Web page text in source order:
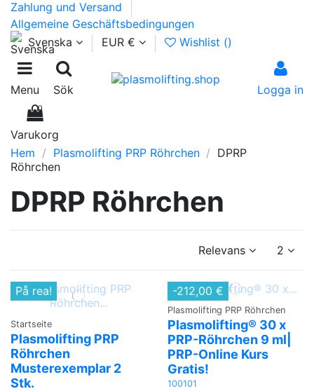
Zahlung und Versand
Allgemeine Geschäftsbedingungen
Svenska
EUR € Wishlist ()
Menu Sök Logga in
0
Varukorg
Hem
Plasmolifting PRP Röhrchen
DPRP
Röhrchen
DPRP Röhrchen
Relevans 2
På rea!
Startseite
Plasmolifting PRP
Röhrchen
Musterexemplar 2
Stk.
-212,00 €
Plasmolifting PRP Röhrchen
Plasmolifting® 30 x
PRP-Röhrchen 9 ml|
PRP-Online Kurs
Gratis!
100101